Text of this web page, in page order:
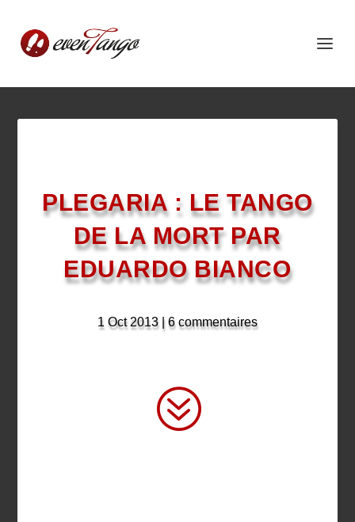
PLEGARIA : LE TANGO
DE LA MORT PAR
EDUARDO BIANCO
1 Oct 2013| 6 commentaires
?